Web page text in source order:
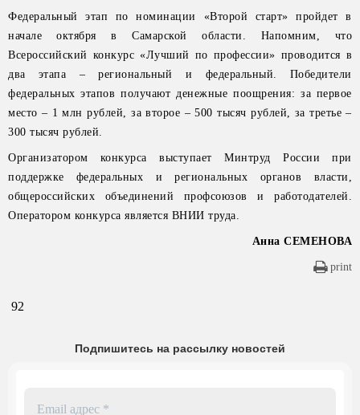
Федеральный этап по номинации «Второй старт» пройдет в
начале октября в Самарской области. Напомним, что
Всероссийский конкурс «Лучший по профессии» проводится в
два этапа – региональный и федеральный. Победители
федеральных этапов получают денежные поощрения: за первое
место – 1 млн рублей, за второе – 500 тысяч рублей, за третье –
300 тысяч рублей.
Организатором конкурса выступает Минтруд России при
поддержке федеральных и региональных органов власти,
общероссийских объединений профсоюзов и работодателей.
Оператором конкурса является ВНИИ труда.
Анна СЕМЕНОВА
print
92
Подпишитесь на рассылку новостей